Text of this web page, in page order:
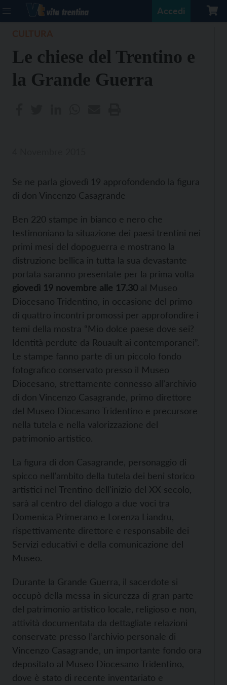
Accedi
Le chiese del Trentino e
la Grande Guerra
Se ne parla giovedì 19 approfondendo la figura
di don Vincenzo Casagrande
Ben 220 stampe in bianco e nero che
testimoniano la situazione dei paesi trentini nei
primi mesi del dopoguerra e mostrano la
distruzione bellica in tutta la sua devastante
portata saranno presentate per la prima volta
giovedì 19 novembre alle 17.30 al Museo
Diocesano Tridentino, in occasione del primo
di quattro incontri promossi per approfondire i
temi della mostra “Mio dolce paese dove sei?
Identità perdute da Rouault ai contemporanei”.
Le stampe fanno parte di un piccolo fondo
fotografico conservato presso il Museo
Diocesano, strettamente connesso all’archivio
di don Vincenzo Casagrande, primo direttore
del Museo Diocesano Tridentino e precursore
nella tutela e nella valorizzazione del
patrimonio artistico.
La figura di don Casagrande, personaggio di
spicco nell’ambito della tutela dei beni storico
artistici nel Trentino dell'inizio del XX secolo,
sarà al centro del dialogo a due voci tra
Domenica Primerano e Lorenza Liandru,
rispettivamente direttore e responsabile dei
Servizi educativi e della comunicazione del
Museo.
Durante la Grande Guerra, il sacerdote si
occupò della messa in sicurezza di gran parte
del patrimonio artistico locale, religioso e non,
attività documentata da dettagliate relazioni
conservate presso l’archivio personale di
Vincenzo Casagrande, un importante fondo ora
depositato al Museo Diocesano Tridentino,
dove è stato di recente inventariato e